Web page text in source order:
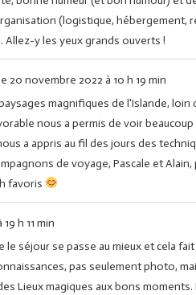
(logistique, hébergement,
Allez-y les yeux grands ouverts !
20 novembre 2022 à 10 h 19 min
magnifiques de l'Islande,
nous a permis de voir
a appris au fil des jours des
de voyage, Pascale et
favoris
19 h 11 min
séjour se passe au mieux et cela
pas seulement photo,
Lieux magiques aux bons